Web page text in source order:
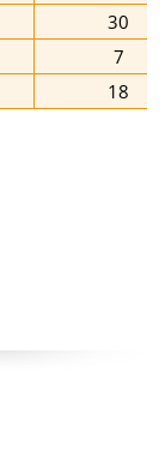
30
7
18